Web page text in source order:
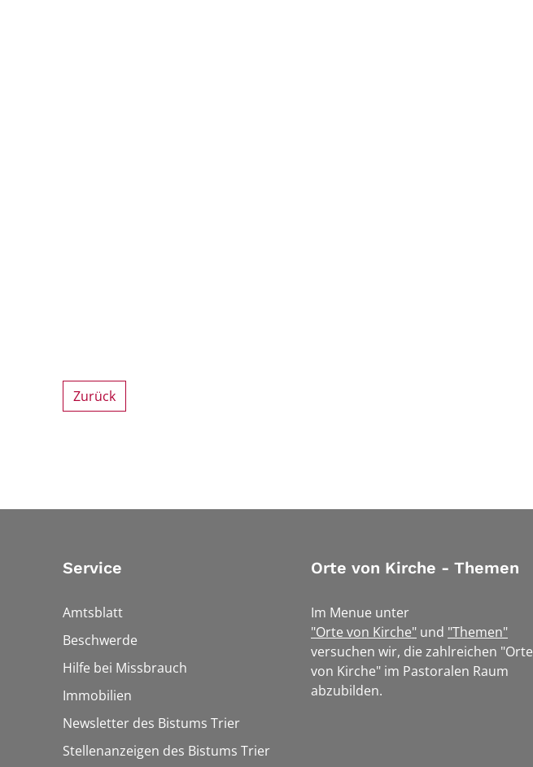
Zurück
Service
Amtsblatt
Beschwerde
Hilfe bei Missbrauch
Immobilien
Newsletter des Bistums Trier
Stellenanzeigen des Bistums Trier
Orte von Kirche - Themen
Im Menue unter
"Orte von Kirche" und "Themen"
versuchen wir, die zahlreichen "Orte
von Kirche" im Pastoralen Raum
abzubilden.